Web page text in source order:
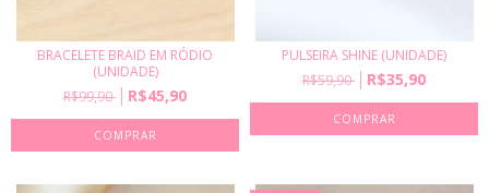
BRACELETE BRAID EM RÓDIO
(UNIDADE)
R$99,90
R$45,90
PULSEIRA SHINE (UNIDADE)
R$59,90
R$35,90